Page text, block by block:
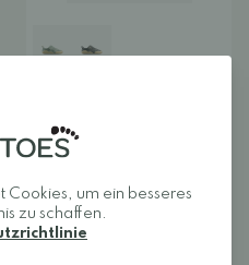
- Toddler
76,00 €
NEUHEIT
Cookies, um ein besseres
zu schaffen.